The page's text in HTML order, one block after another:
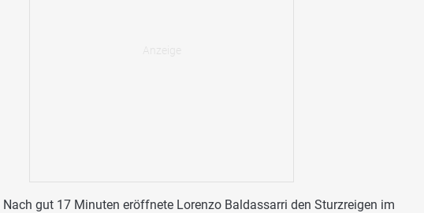
Nach gut 17 Minuten eröffnete Lorenzo Baldassarri den Sturzreigen im